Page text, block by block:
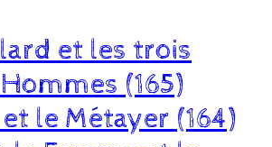
et les trois
(165)
le Métayer (164)